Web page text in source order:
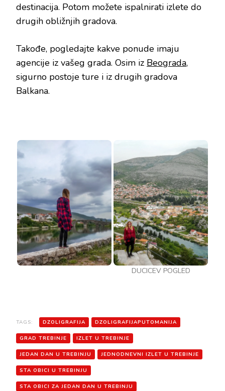
destinacija. Potom možete ispalnirati izlete do
drugih obližnjih gradova.
Takođe, pogledajte kakve ponude imaju
agencije iz vašeg grada. Osim iz Beograda,
sigurno postoje ture i iz drugih gradova
Balkana.
DUCICEV POGLED
TAGS: DZOLIGRAFIJA DZOLIGRAFIJAPUTOMANIJA
GRAD TREBINJE IZLET U TREBINJE
JEDAN DAN U TREBINJU JEDNODNEVNI IZLET U TREBINJE
STA OBICI U TREBINJU
STA OBICI ZA JEDAN DAN U TREBINJU